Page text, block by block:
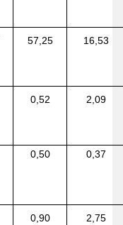
57,25 16,53
0,52 2,09
0,50 0,37
0,90 2,75